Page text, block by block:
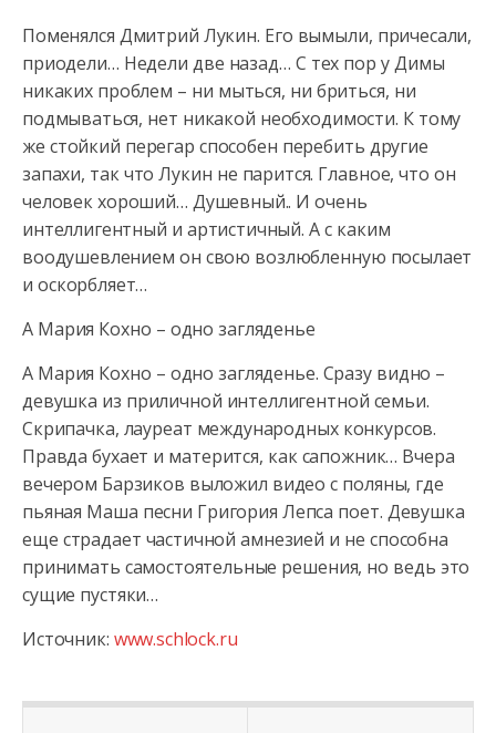
Поменялся Дмитрий Лукин. Его вымыли, причесали,
приодели… Недели две назад… С тех пор у Димы
никаких проблем – ни мыться, ни бриться, ни
подмываться, нет никакой необходимости. К тому
же стойкий перегар способен перебить другие
запахи, так что Лукин не парится. Главное, что он
человек хороший… Душевный.. И очень
интеллигентный и артистичный. А с каким
воодушевлением он свою возлюбленную посылает
и оскорбляет…
А Мария Кохно – одно загляденье
А Мария Кохно – одно загляденье. Сразу видно –
девушка из приличной интеллигентной семьи.
Скрипачка, лауреат международных конкурсов.
Правда бухает и матерится, как сапожник… Вчера
вечером Барзиков выложил видео с поляны, где
пьяная Маша песни Григория Лепса поет. Девушка
еще страдает частичной амнезией и не способна
принимать самостоятельные решения, но ведь это
сущие пустяки…
Источник: www.schlock.ru